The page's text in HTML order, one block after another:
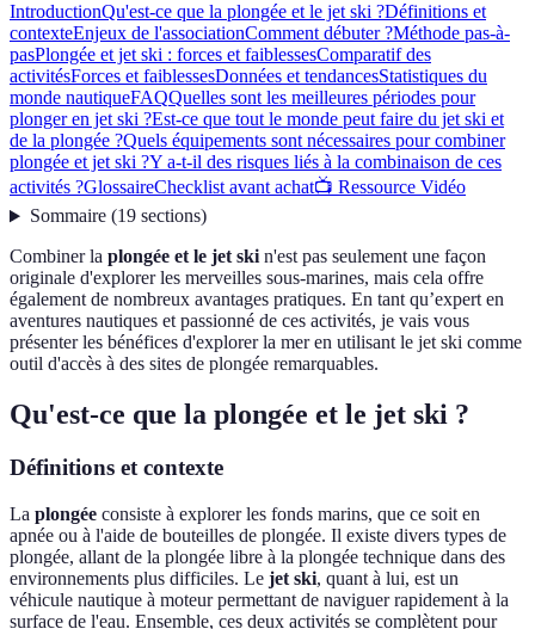
IntroductionQu'est-ce que la plongée et le jet ski ?Définitions et
contexteEnjeux de l'associationComment débuter ?Méthode pas-à-
pasPlongée et jet ski : forces et faiblessesComparatif des
activitésForces et faiblessesDonnées et tendancesStatistiques du
monde nautiqueFAQQuelles sont les meilleures périodes pour
plonger en jet ski ?Est-ce que tout le monde peut faire du jet ski et
de la plongée ?Quels équipements sont nécessaires pour combiner
plongée et jet ski ?Y a-t-il des risques liés à la combinaison de ces
activités ?GlossaireChecklist avant achat📺 Ressource Vidéo
Sommaire(19 sections)
Combiner la plongée et le jet skin'est pas seulement une façon
originale d'explorer les merveilles sous-marines, mais cela offre
également de nombreux avantages pratiques. En tant qu’expert en
aventures nautiques et passionné de ces activités, je vais vous
présenter les bénéfices d'explorer la mer en utilisant le jet ski comme
outil d'accès à des sites de plongée remarquables.
Qu'est-ce que la plongée et le jet ski ?
Définitions et contexte
La plongée consiste à explorer les fonds marins, que ce soit en
apnée ou à l'aide de bouteilles de plongée. Il existe divers types de
plongée, allant de la plongée libre à la plongée technique dans des
environnements plus difficiles. Le jet ski, quant à lui, est un
véhicule nautique à moteur permettant de naviguer rapidement à la
surface de l'eau. Ensemble, ces deux activités se complètent pour